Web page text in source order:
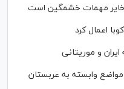
ذخایر مهمات خشمگین است
اعمال کرد
و موریتانی
وابسته به عربستان